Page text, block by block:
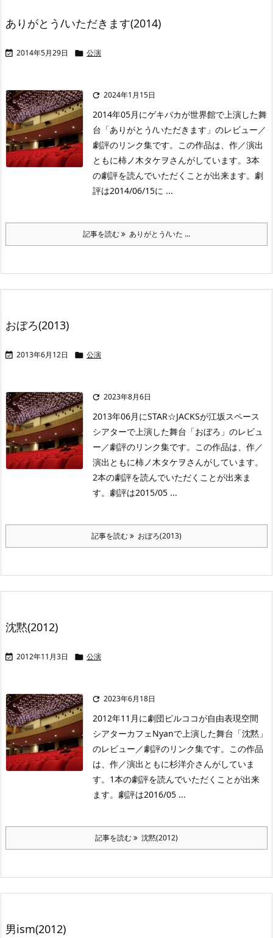
ありがとう/いただきます(2014)
 2014年5月29日  公演
 2024年1月15日
2014年05月にゲキバカが世界館で上演した舞
台「ありがとう/いただきます」のレビュー／
劇評のリンク集です。この作品は、作／演出
ともに柿ノ木タケヲさんがしています。3本
の劇評を読んでいただくことが出来ます。劇
評は2014/06/15に ...
記事を読む ありがとう/いた ...
おぼろ(2013)
 2013年6月12日  公演
 2023年8月6日
2013年06月にSTAR☆JACKSが江坂スペース
シアターで上演した舞台「おぼろ」のレビュ
ー／劇評のリンク集です。この作品は、作／
演出ともに柿ノ木タケヲさんがしています。
2本の劇評を読んでいただくことが出来ま
す。劇評は2015/05 ...
記事を読む おぼろ(2013)
沈黙(2012)
 2012年11月3日  公演
 2023年6月18日
2012年11月に劇団ピルココが自由表現空間
シアターカフェNyanで上演した舞台「沈黙」
のレビュー／劇評のリンク集です。この作品
は、作／演出ともに杉洋介さんがしていま
す。1本の劇評を読んでいただくことが出来
ます。劇評は2016/05 ...
記事を読む 沈黙(2012)
男ism(2012)